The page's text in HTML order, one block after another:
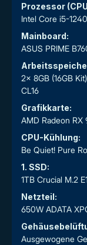
Prozessor
Intel Core i5-
Mainboard:
ASUS PRIME
2x 8GB (16GB
CL16
Grafikkarte:
AMD Radeon RX
CPU-Kühlung:
Be Quiet! Pure
1. SSD:
1TB Crucial M.2
Netzteil:
650W ADATA
Ausgewogene